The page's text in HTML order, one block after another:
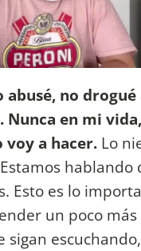
abusé, no
Nunca en mi
a hacer. Lo
hablando
Esto es lo
un poco más
sigan